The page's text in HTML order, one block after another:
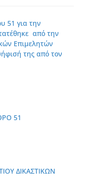
51 για την
από την
Επιμελητών
της από τον
51
ΔΙΚΑΣΤΙΚΩΝ